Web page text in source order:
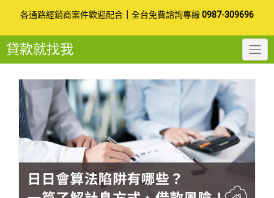
to
content
各通路經銷商案件歡迎配合 全台免費諮詢專線 0987-309696
貸款就找我